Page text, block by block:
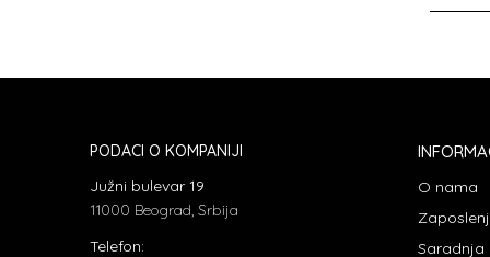
PODACI O KOMPANIJI
Južni bulevar 19
11000 Beograd, Srbija
Telefon:
O nama
Saradnja